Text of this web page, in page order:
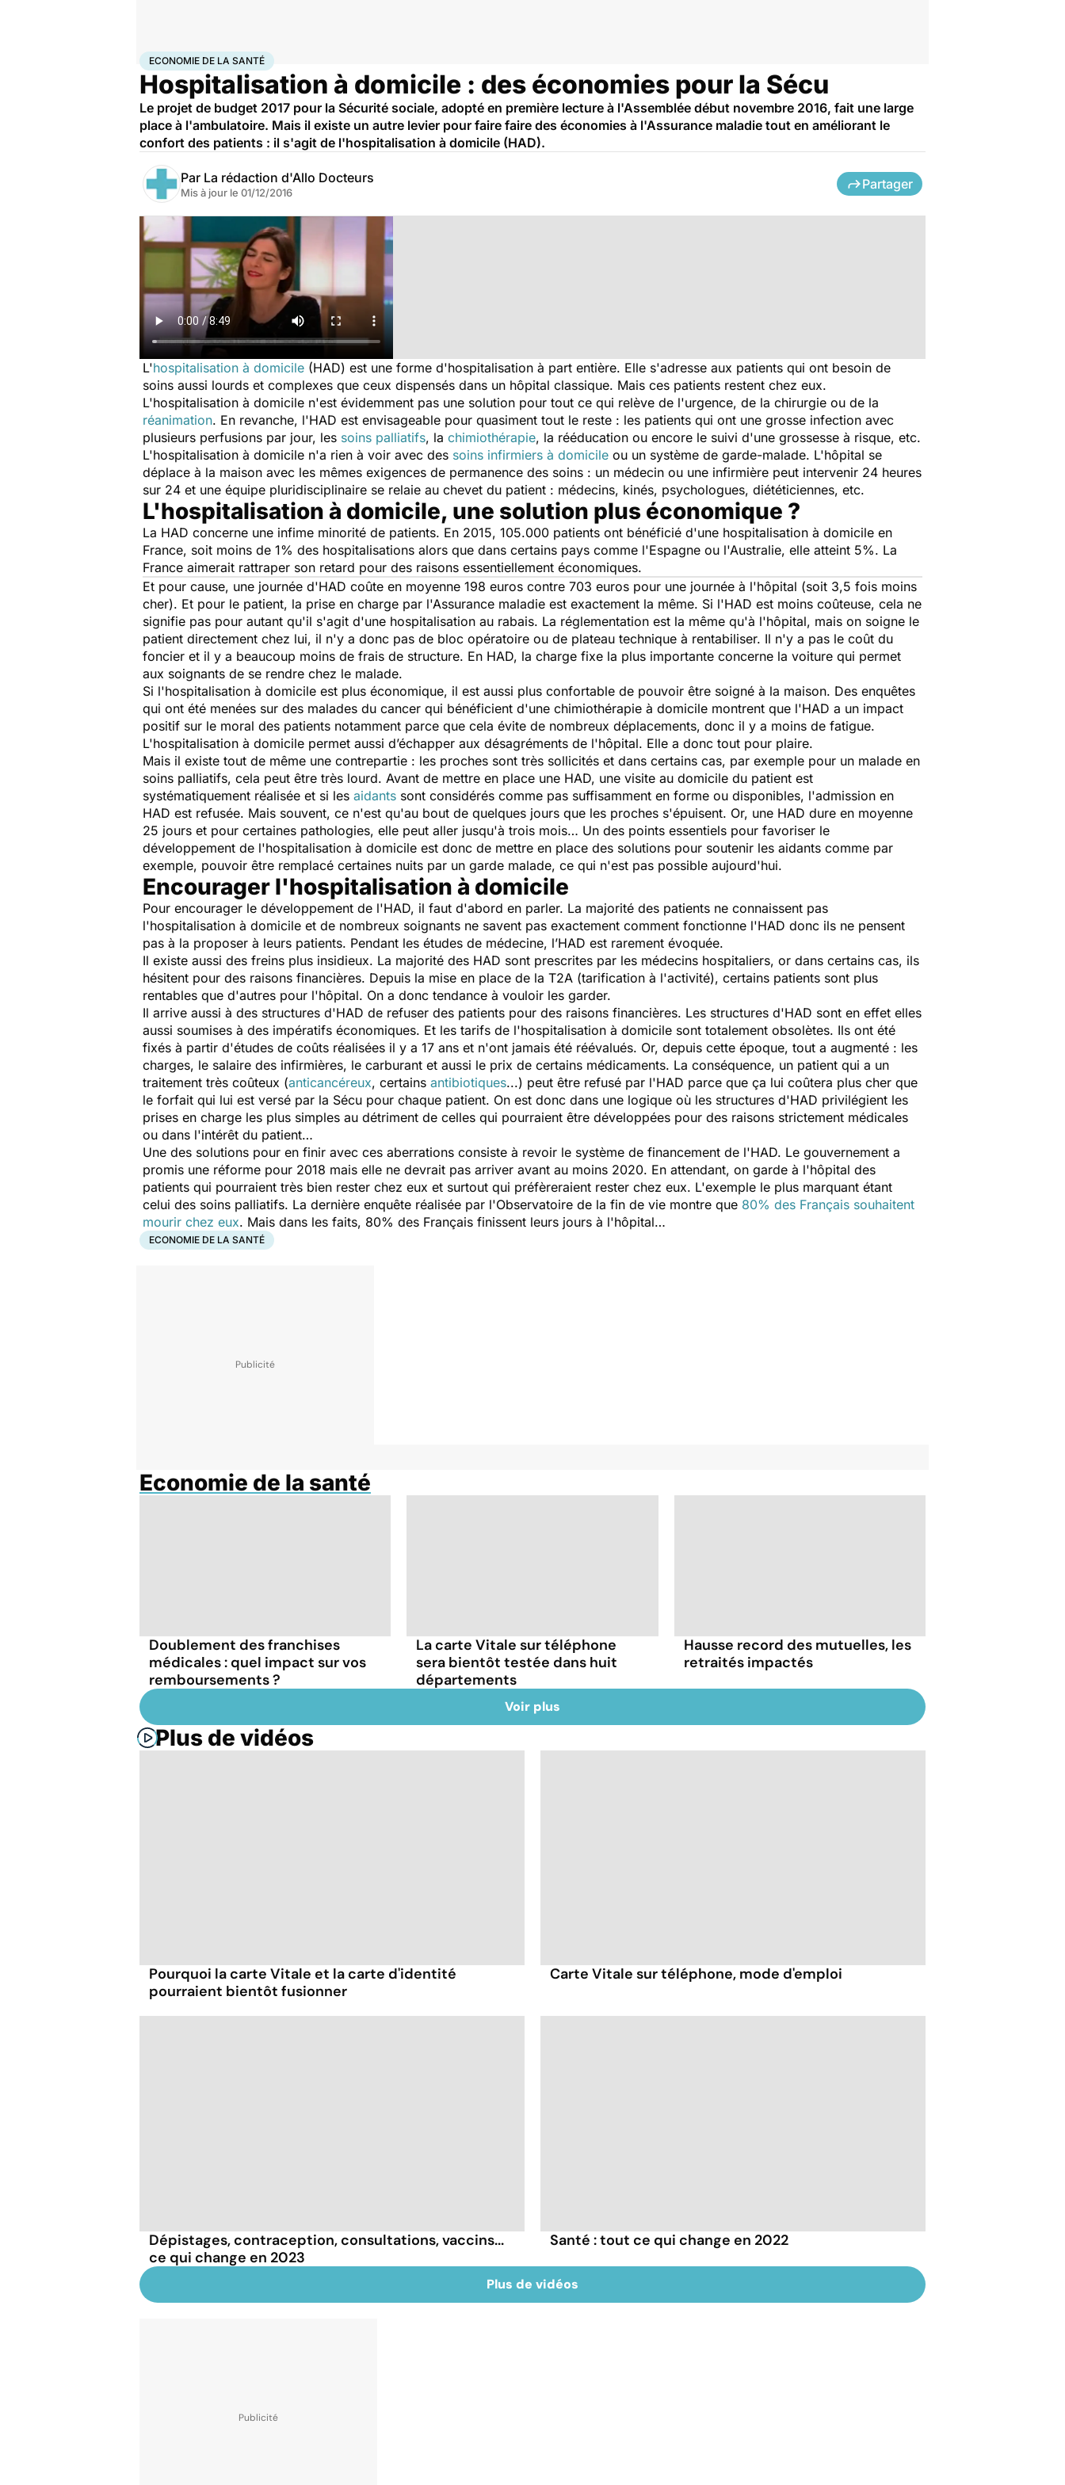
AccueilSantéSociété Économie
ECONOMIE DE LA SANTÉ
Hospitalisation à domicile : des économies pour la Sécu
Le projet de budget 2017 pour la Sécurité sociale, adopté en première lecture à l'Assemblée début novembre 2016, fait une large
place à l'ambulatoire. Mais il existe un autre levier pour faire faire des économies à l'Assurance maladie tout en améliorant le
confort des patients : il s'agit de l'hospitalisation à domicile (HAD).
Par La rédaction d'Allo Docteurs
Mis à jour le 01/12/2016
Partager
L'hospitalisation à domicile (HAD) est une forme d'hospitalisation à part entière. Elle s'adresse aux patients qui ont besoin de
soins aussi lourds et complexes que ceux dispensés dans un hôpital classique. Mais ces patients restent chez eux.
L'hospitalisation à domicile n'est évidemment pas une solution pour tout ce qui relève de l'urgence, de la chirurgie ou de la
réanimation. En revanche, l'HAD est envisageable pour quasiment tout le reste : les patients qui ont une grosse infection avec
plusieurs perfusions par jour, les soins palliatifs, la chimiothérapie, la rééducation ou encore le suivi d'une grossesse à risque, etc.
L'hospitalisation à domicile n'a rien à voir avec des soins infirmiers à domicile ou un système de garde-malade. L'hôpital se
déplace à la maison avec les mêmes exigences de permanence des soins : un médecin ou une infirmière peut intervenir 24 heures
sur 24 et une équipe pluridisciplinaire se relaie au chevet du patient : médecins, kinés, psychologues, diététiciennes, etc.
L'hospitalisation à domicile, une solution plus économique ?
La HAD concerne une infime minorité de patients. En 2015, 105.000 patients ont bénéficié d'une hospitalisation à domicile en
France, soit moins de 1% des hospitalisations alors que dans certains pays comme l'Espagne ou l'Australie, elle atteint 5%. La
France aimerait rattraper son retard pour des raisons essentiellement économiques.
Et pour cause, une journée d'HAD coûte en moyenne 198 euros contre 703 euros pour une journée à l'hôpital (soit 3,5 fois moins
cher). Et pour le patient, la prise en charge par l'Assurance maladie est exactement la même. Si l'HAD est moins coûteuse, cela ne
signifie pas pour autant qu'il s'agit d'une hospitalisation au rabais. La réglementation est la même qu'à l'hôpital, mais on soigne le
patient directement chez lui, il n'y a donc pas de bloc opératoire ou de plateau technique à rentabiliser. Il n'y a pas le coût du
foncier et il y a beaucoup moins de frais de structure. En HAD, la charge fixe la plus importante concerne la voiture qui permet
aux soignants de se rendre chez le malade.
Si l'hospitalisation à domicile est plus économique, il est aussi plus confortable de pouvoir être soigné à la maison. Des enquêtes
qui ont été menées sur des malades du cancer qui bénéficient d'une chimiothérapie à domicile montrent que l'HAD a un impact
positif sur le moral des patients notamment parce que cela évite de nombreux déplacements, donc il y a moins de fatigue.
L'hospitalisation à domicile permet aussi d’échapper aux désagréments de l'hôpital. Elle a donc tout pour plaire.
Mais il existe tout de même une contrepartie : les proches sont très sollicités et dans certains cas, par exemple pour un malade en
soins palliatifs, cela peut être très lourd. Avant de mettre en place une HAD, une visite au domicile du patient est
systématiquement réalisée et si les aidants sont considérés comme pas suffisamment en forme ou disponibles, l'admission en
HAD est refusée. Mais souvent, ce n'est qu'au bout de quelques jours que les proches s'épuisent. Or, une HAD dure en moyenne
25 jours et pour certaines pathologies, elle peut aller jusqu'à trois mois… Un des points essentiels pour favoriser le
développement de l'hospitalisation à domicile est donc de mettre en place des solutions pour soutenir les aidants comme par
exemple, pouvoir être remplacé certaines nuits par un garde malade, ce qui n'est pas possible aujourd'hui.
Encourager l'hospitalisation à domicile
Pour encourager le développement de l'HAD, il faut d'abord en parler. La majorité des patients ne connaissent pas
l'hospitalisation à domicile et de nombreux soignants ne savent pas exactement comment fonctionne l'HAD donc ils ne pensent
pas à la proposer à leurs patients. Pendant les études de médecine, l’HAD est rarement évoquée.
Il existe aussi des freins plus insidieux. La majorité des HAD sont prescrites par les médecins hospitaliers, or dans certains cas, ils
hésitent pour des raisons financières. Depuis la mise en place de la T2A (tarification à l'activité), certains patients sont plus
rentables que d'autres pour l'hôpital. On a donc tendance à vouloir les garder.
Il arrive aussi à des structures d'HAD de refuser des patients pour des raisons financières. Les structures d'HAD sont en effet elles
aussi soumises à des impératifs économiques. Et les tarifs de l'hospitalisation à domicile sont totalement obsolètes. Ils ont été
fixés à partir d'études de coûts réalisées il y a 17 ans et n'ont jamais été réévalués. Or, depuis cette époque, tout a augmenté : les
charges, le salaire des infirmières, le carburant et aussi le prix de certains médicaments. La conséquence, un patient qui a un
traitement très coûteux (anticancéreux, certains antibiotiques...) peut être refusé par l'HAD parce que ça lui coûtera plus cher que
le forfait qui lui est versé par la Sécu pour chaque patient. On est donc dans une logique où les structures d'HAD privilégient les
prises en charge les plus simples au détriment de celles qui pourraient être développées pour des raisons strictement médicales
ou dans l'intérêt du patient…
Une des solutions pour en finir avec ces aberrations consiste à revoir le système de financement de l'HAD. Le gouvernement a
promis une réforme pour 2018 mais elle ne devrait pas arriver avant au moins 2020. En attendant, on garde à l'hôpital des
patients qui pourraient très bien rester chez eux et surtout qui préfèreraient rester chez eux. L'exemple le plus marquant étant
celui des soins palliatifs. La dernière enquête réalisée par l'Observatoire de la fin de vie montre que 80% des Français souhaitent
mourir chez eux. Mais dans les faits, 80% des Français finissent leurs jours à l'hôpital…
ECONOMIE DE LA SANTÉ
Economie de la santé
Doublement des franchises
médicales : quel impact sur vos
remboursements ?
La carte Vitale sur téléphone
sera bientôt testée dans huit
départements
Hausse record des mutuelles, les
retraités impactés
Voir plus
Plus de vidéos
Pourquoi la carte Vitale et la carte d'identité
pourraient bientôt fusionner
Carte Vitale sur téléphone, mode d'emploi
Dépistages, contraception, consultations, vaccins...
ce qui change en 2023
Santé : tout ce qui change en 2022
Plus de vidéos